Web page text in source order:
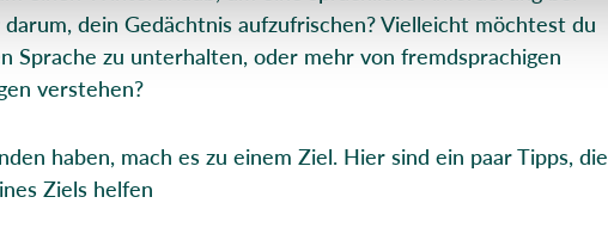
dein Gedächtnis aufzufrischen? Vielleicht möchtest du
Sprache zu unterhalten, oder mehr von fremdsprachigen
verstehen?
haben, mach es zu einem Ziel. Hier sind ein paar Tipps, die
Ziels helfen